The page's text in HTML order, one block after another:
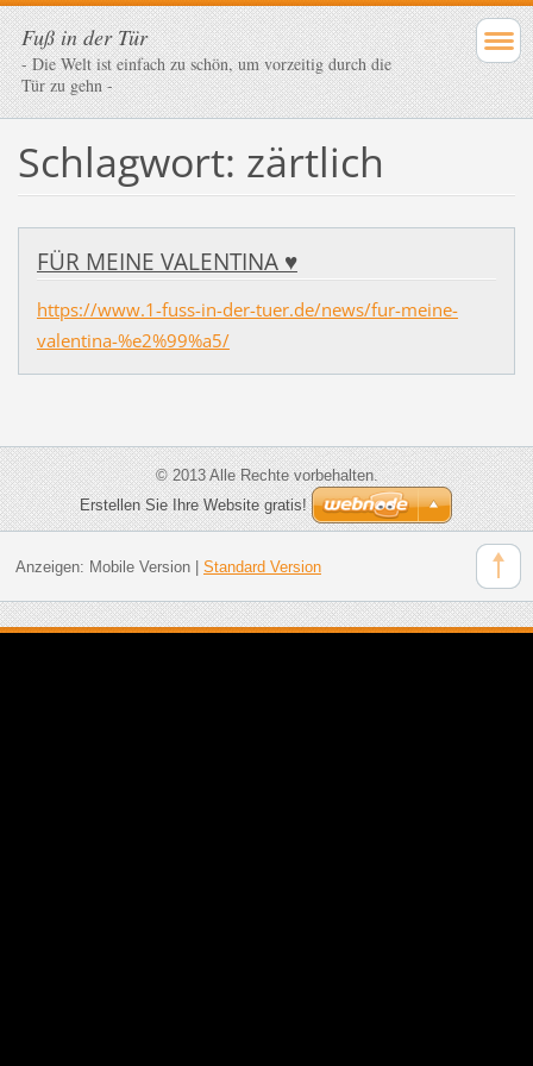
Fuß in der Tür
- Die Welt ist einfach zu schön, um vorzeitig durch die
Tür zu gehn -
Schlagwort: zärtlich
FÜR MEINE VALENTINA ♥
https://www.1-fuss-in-der-tuer.de/news/fur-meine-
valentina-%e2%99%a5/
© 2013 Alle Rechte vorbehalten.
Erstellen Sie Ihre Website gratis!
Anzeigen: Mobile Version| Standard Version